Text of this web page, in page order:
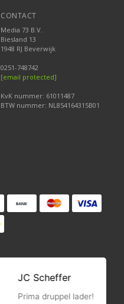
CONTACT
Media 73 B.V.
Biesland 13
1948 RJ Beverwijk
0251-748742
[email protected]
KvK nummer: 61011487
BTW nummer: NL854164315B01